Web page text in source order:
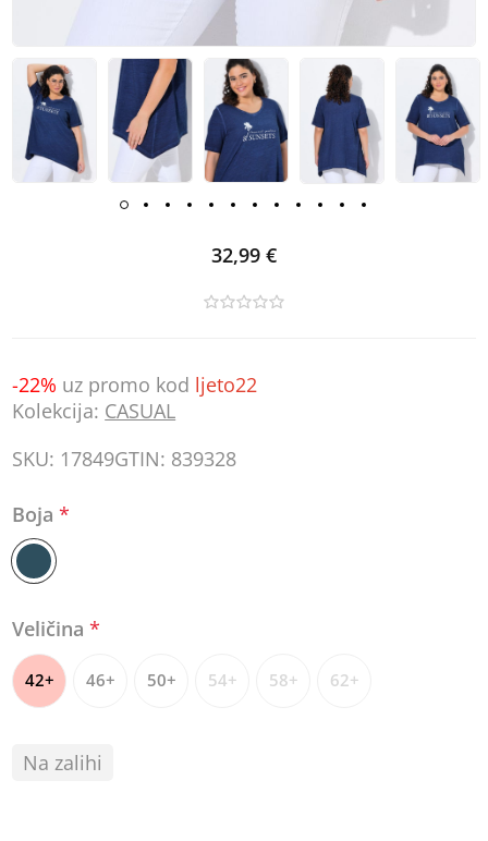
32,99 €
-22% uz promo kod ljeto22
Kolekcija: CASUAL
SKU: 17849GTIN: 839328
Boja*
Veličina*
42+ 46+ 50+ 54+ 58+ 62+
Na zalihi